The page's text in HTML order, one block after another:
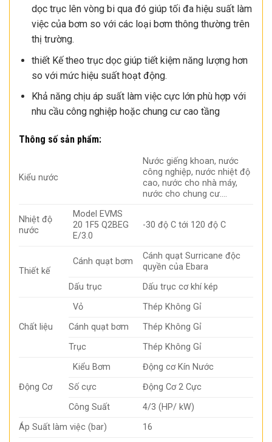
dọc trục lên vòng bi qua đó giúp tối đa hiệu suất làm
việc của bơm so với các loại bơm thông thường trên
thị trường.
thiết Kế theo trục dọc giúp tiết kiệm năng lượng hơn
so với mức hiệu suất hoạt động.
Khả năng chịu áp suất làm việc cực lớn phù hợp với
nhu cầu công nghiệp hoặc chung cư cao tầng
Thông số sản phẩm:
Kiểu nước
Nước giếng khoan, nước
công nghiệp, nước nhiệt độ
cao, nước cho nhà máy,
nước cho chung cư….
Nhiệt độ
nước
Model EVMS
20 1F5 Q2BEG
E/3.0
-30 độ C tới 120 độ C
Thiết kế
Cánh quạt bơm
Cánh quạt Surricane độc
quyền của Ebara
Dấu trục
Dấu trục cơ khí kép
Chất liệu
Vỏ
Thép Không Gỉ
Cánh quạt bơm
Thép Không Gỉ
Trục
Thép Không Gỉ
Động Cơ
Kiểu Bơm
Động cơ Kín Nước
Số cực
Động Cơ 2 Cực
Công Suất
4/3 (HP/ kW)
Áp Suất làm việc (bar)
16